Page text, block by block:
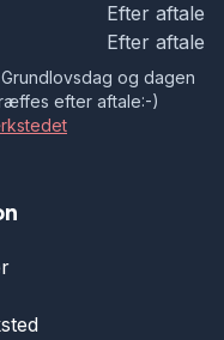
Efter aftale
Efter aftale
og dagen
efter aftale:-)